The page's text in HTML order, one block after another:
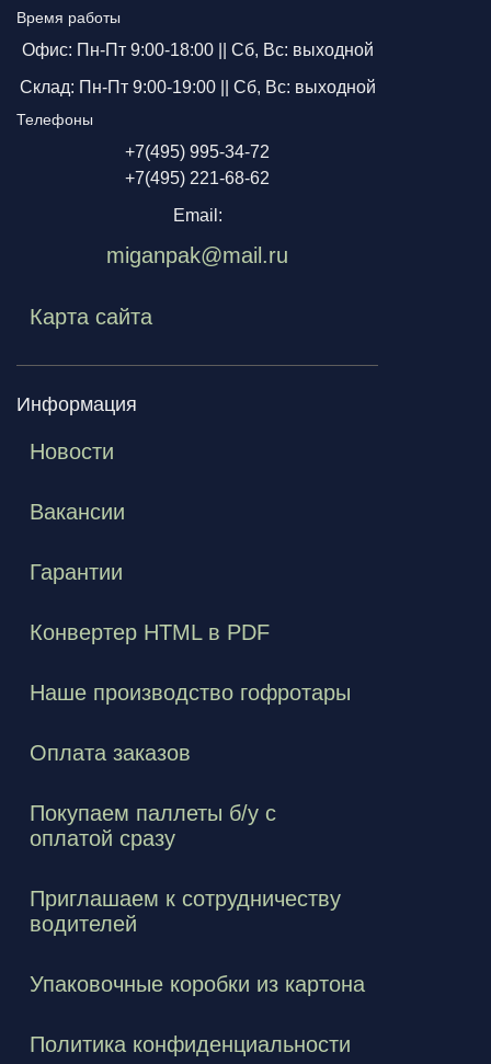
Время работы
Офис: Пн-Пт 9:00-18:00 || Сб, Вс: выходной
Склад: Пн-Пт 9:00-19:00 || Сб, Вс: выходной
Телефоны
+7(495) 995-34-72
+7(495) 221-68-62
Email:
miganpak@mail.ru
Карта сайта
Информация
Новости
Вакансии
Гарантии
Конвертер HTML в PDF
Наше производство гофротары
Оплата заказов
Покупаем паллеты б/у с
оплатой сразу
Приглашаем к сотрудничеству
водителей
Упаковочные коробки из картона
Политика конфиденциальности